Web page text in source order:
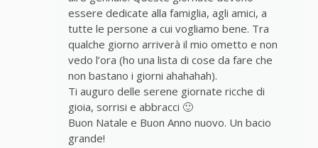
essere dedicate alla famiglia, agli amici, a
tutte le persone a cui vogliamo bene. Tra
qualche giorno arriverà il mio ometto e non
vedo l’ora (ho una lista di cose da fare che
non bastano i giorni ahahahah).
Ti auguro delle serene giornate ricche di
gioia, sorrisi e abbracci 🙂
Buon Natale e Buon Anno nuovo. Un bacio
grande!